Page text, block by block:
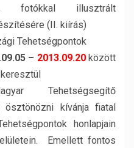
fotókkal illusztrált
(II. kiírás)
Tehetségpontok
– 2013.09.20között
Tehetségsegítő
ösztönözni kívánja fiatal
honlapjain
Emellett fontos